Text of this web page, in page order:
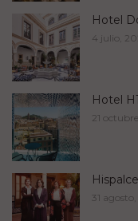
Hotel
4 julio,
Hotel
21
31